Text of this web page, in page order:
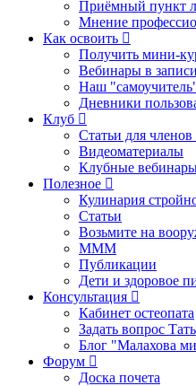
Приёмный пункт
Мнение
Как освоить
Получить мини-
Вебинары в записи
Наш
Дневники
Клуб
Статьи для членов
Видеоматериалы
Клубные
Полезное
Кулинария
Статьи
Возьмите на
МММ
Публикации
Дети и здоровое
Консультация
Кабинет остеопата
Задать вопрос
Блог "Малахова
Форум
Доска почета